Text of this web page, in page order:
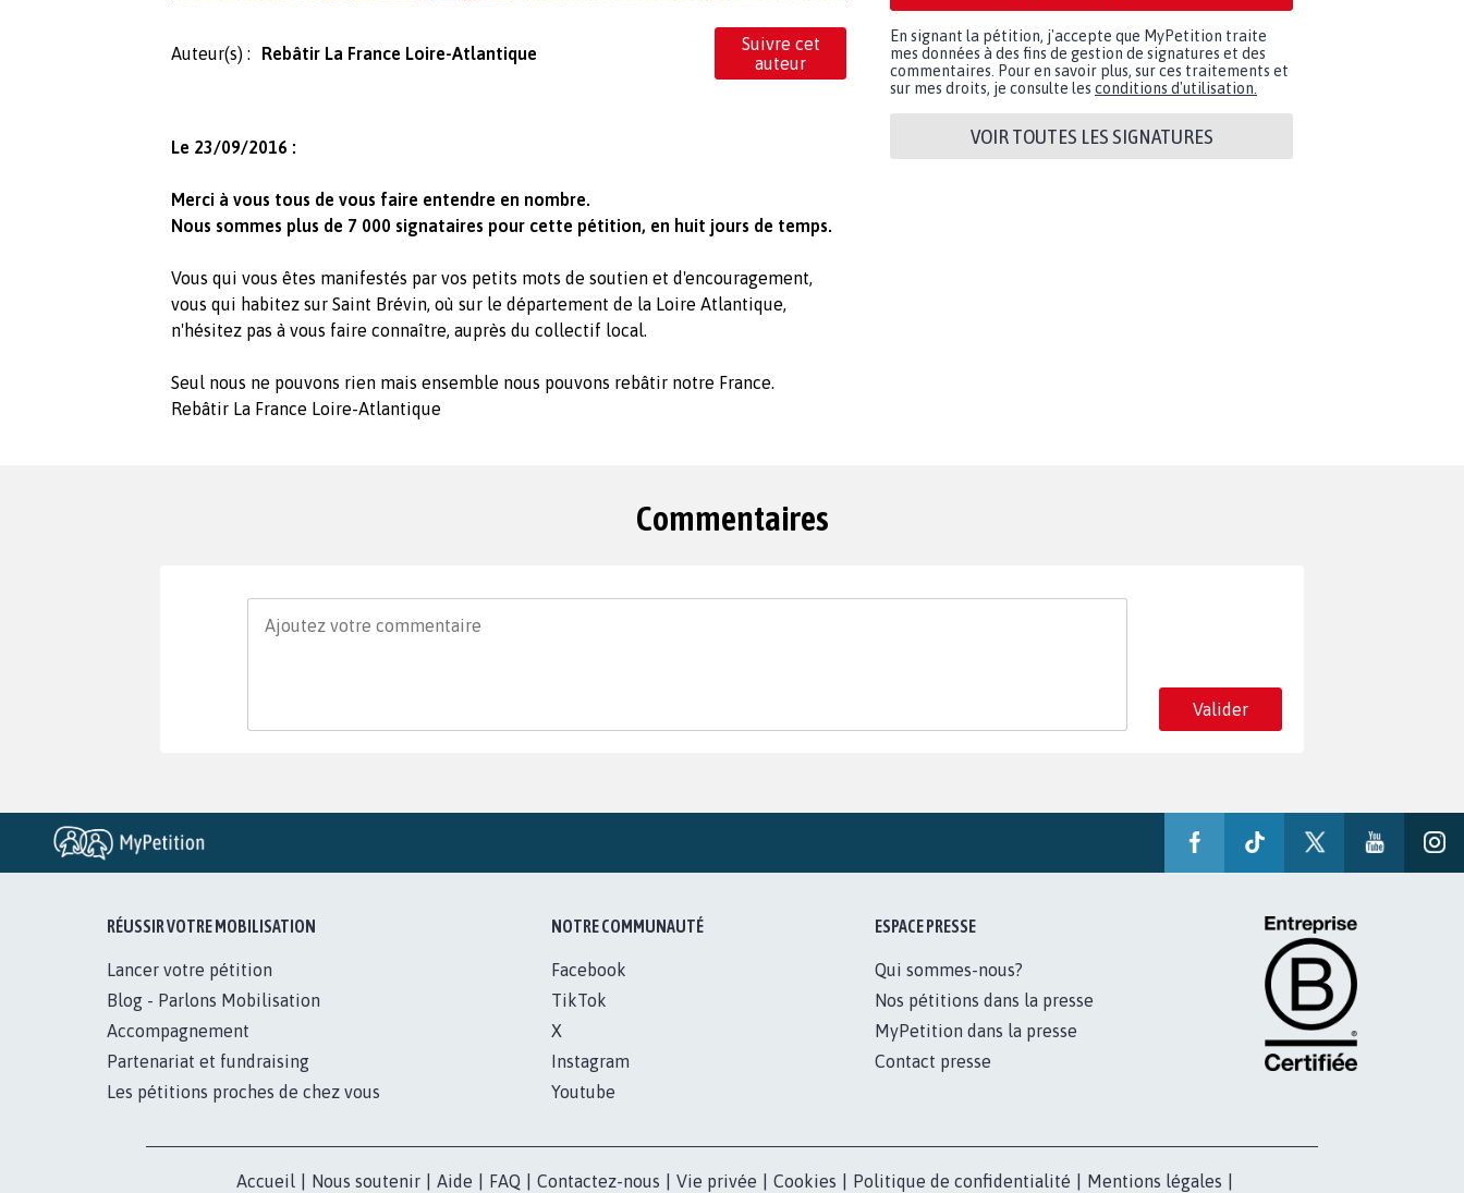
Auteur(s) : Rebâtir La France Loire-Atlantique
Suivre cet
auteur
Le 23/09/2016 :
Merci à vous tous de vous faire entendre en nombre.
Nous sommes plus de 7 000 signataires pour cette pétition, en huit jours de temps.
Vous qui vous êtes manifestés par vos petits mots de soutien et d'encouragement,
vous qui habitez sur Saint Brévin, où sur le département de la Loire Atlantique,
n'hésitez pas à vous faire connaître, auprès du collectif local.
Seul nous ne pouvons rien mais ensemble nous pouvons rebâtir notre France.
Rebâtir La France Loire-Atlantique
En signant la pétition, j'accepte que MyPetition traite
mes données à des fins de gestion de signatures et des
commentaires. Pour en savoir plus, sur ces traitements et
sur mes droits, je consulte les conditions d'utilisation.
VOIR TOUTES LES SIGNATURES
Commentaires
Valider
RÉUSSIR VOTRE MOBILISATION
Lancer votre pétition
Blog - Parlons Mobilisation
Accompagnement
Partenariat et fundraising
Les pétitions proches de chez vous
NOTRE COMMUNAUTÉ
Facebook
TikTok
X
Instagram
Youtube
ESPACE PRESSE
Qui sommes-nous?
Nos pétitions dans la presse
MyPetition dans la presse
Contact presse
Accueil Nous soutenir Aide FAQ Contactez-nous Vie privée Cookies Politique de confidentialité Mentions légales